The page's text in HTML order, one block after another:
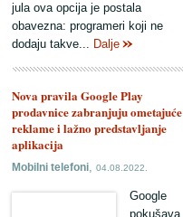
jula ova opcija je postala
obavezna: programeri koji ne
dodaju takve... Dalje
Nova pravila Google Play
prodavnice zabranjuju ometajuće
reklame i lažno predstavljanje
aplikacija
Mobilni telefoni,04.08.2022.
Google
pokušava